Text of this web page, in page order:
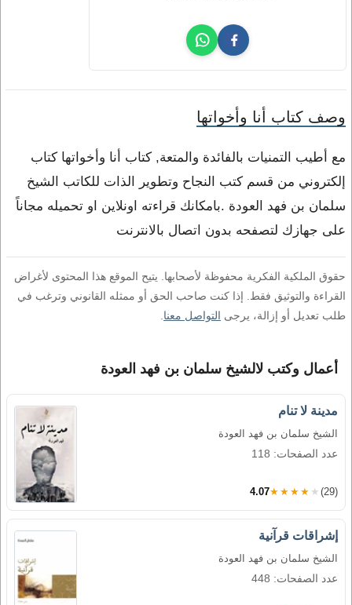
وصف كتاب أنا وأخواتها
مع أطيب التمنيات بالفائدة والمتعة, كتاب أنا وأخواتها كتاب
إلكتروني من قسم كتب النجاح وتطوير الذات للكاتب الشيخ
سلمان بن فهد العودة .بامكانك قراءته اونلاين او تحميله مجاناً
على جهازك لتصفحه بدون اتصال بالانترنت
حقوق الملكية الفكرية محفوظة لأصحابها. يتيح الموقع هذا المحتوى لأغراض
القراءة والتوثيق فقط. إذا كنت صاحب الحق أو ممثله القانوني وترغب في
طلب تعديل أو إزالة، يرجى التواصل معنا
أعمال وكتب لالشيخ سلمان بن فهد العودة
مدينة لا تنام
الشيخ سلمان بن فهد العودة
عدد الصفحات: 118
4.07★★★★★ (29)
إشراقات قرآنية
الشيخ سلمان بن فهد العودة
عدد الصفحات: 448